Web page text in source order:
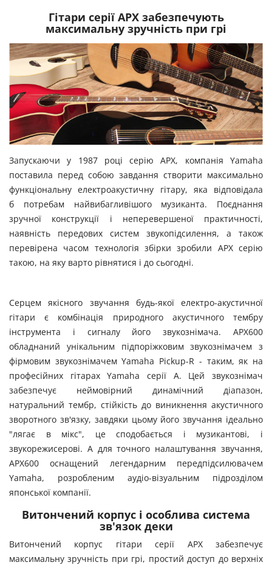
Гітари серії APX забезпечують
максимальну зручність при грі
Запускаючи у 1987 році серію APX, компанія Yamaha
поставила перед собою завдання створити максимально
функціональну електроакустичну гітару, яка відповідала
б потребам найвибагливішого музиканта. Поєднання
зручної конструкції і неперевершеної практичності,
наявність передових систем звукопідсилення, а також
перевірена часом технологія збірки зробили APX серію
такою, на яку варто рівнятися і до сьогодні.
Серцем якісного звучання будь-якої електро-акустичної
гітари є комбінація природного акустичного тембру
інструмента і сигналу його звукознімача. APX600
обладнаний унікальним підпоріжковим звукознімачем з
фірмовим звукознімачем Yamaha Pickup-R - таким, як на
професійних гітарах Yamaha серії А. Цей звукознімач
забезпечує неймовірний динамічний діапазон,
натуральний тембр, стійкість до виникнення акустичного
зворотного зв'язку, завдяки цьому його звучання ідеально
"лягає в мікс", це сподобається і музикантові, і
звукорежисерові. А для точного налаштування звучання,
APX600 оснащений легендарним передпідсилювачем
Yamaha, розробленим аудіо-візуальним підрозділом
японської компанії.
Витончений корпус і особлива система
зв'язок деки
Витончений корпус гітари серії APX забезпечує
максимальну зручність при грі, простий доступ до верхніх